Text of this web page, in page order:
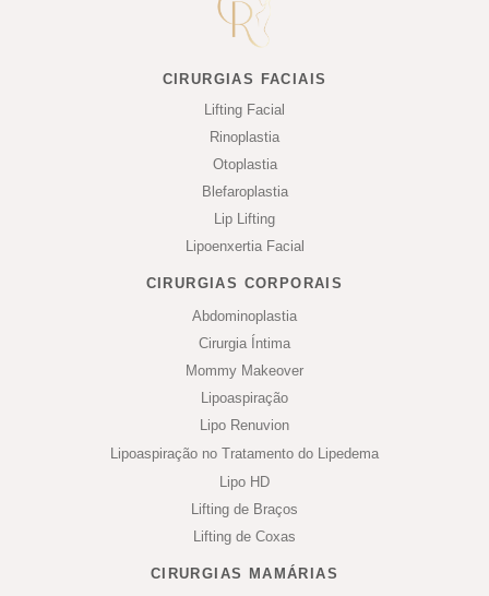
CIRURGIAS FACIAIS
Lifting Facial
Rinoplastia
Otoplastia
Blefaroplastia
Lip Lifting
Lipoenxertia Facial
CIRURGIAS CORPORAIS
Abdominoplastia
Cirurgia Íntima
Mommy Makeover
Lipoaspiração
Lipo Renuvion
Lipoaspiração no Tratamento do Lipedema
Lipo HD
Lifting de Braços
Lifting de Coxas
CIRURGIAS MAMÁRIAS